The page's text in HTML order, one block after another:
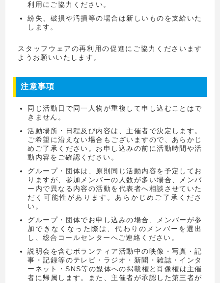
利用にご協力ください。
紛失、破損や汚損等の場合は新しいものを支給いた
します。
スタッフウェアの再利用の促進にご協力くださいます
ようお願いいたします。
注意事項
同じ活動日で同一人物が重複して申し込むことはで
きません。
活動場所・日程及び内容は、主催者で決定します。
ご希望に沿えない場合もございますので、あらかじ
めご了承ください。お申し込みの前に活動時間や活
動内容をご確認ください。
グループ・団体は、原則同じ活動内容を予定してお
りますが、参加メンバーの人数が多い場合、メンバ
ー内で異なる内容の活動を代表者へ相談させていた
だく可能性があります。あらかじめご了承くださ
い。
グループ・団体でお申し込みの場合、メンバーが参
加できなくなった際は、代わりのメンバーを選出
し、総合コールセンターへご連絡ください。
説明会を含むボランティア活動中の映像・写真・記
事・記録等のテレビ・ラジオ・新聞・雑誌・インタ
ーネット・SNS等の媒体への掲載権と肖像権は主催
者に帰属します。また、主催者が承認した第三者が